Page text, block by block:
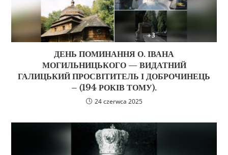
ДЕНЬ ПОМИНАННЯ О. ІВАНА
МОГИЛЬНИЦЬКОГО — ВИДАТНИЙ
ГАЛИЦЬКИЙ ПРОСВІТИТЕЛЬ І ДОБРОЧИНЕЦЬ
– (194 РОКІВ ТОМУ).
24 czerwca 2025